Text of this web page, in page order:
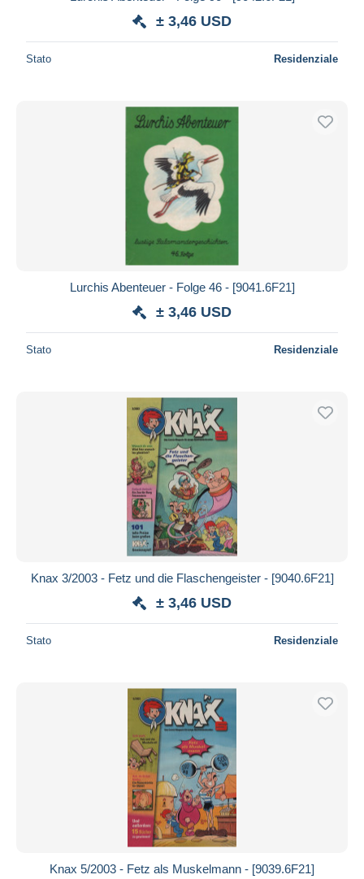
± 3,46 USD
Stato Residenziale
Lurchis Abenteuer - Folge 46 - [9041.6F21]
± 3,46 USD
Stato Residenziale
Knax 3/2003 - Fetz und die Flaschengeister - [9040.6F21]
± 3,46 USD
Stato Residenziale
Knax 5/2003 - Fetz als Muskelmann - [9039.6F21]